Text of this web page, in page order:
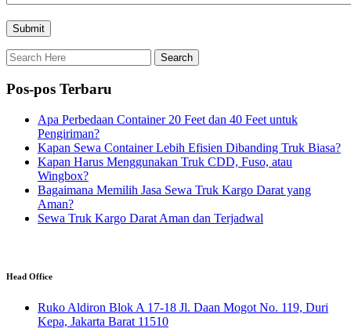
Pos-pos Terbaru
Apa Perbedaan Container 20 Feet dan 40 Feet untuk
Pengiriman?
Kapan Sewa Container Lebih Efisien Dibanding Truk Biasa?
Kapan Harus Menggunakan Truk CDD, Fuso, atau
Wingbox?
Bagaimana Memilih Jasa Sewa Truk Kargo Darat yang
Aman?
Sewa Truk Kargo Darat Aman dan Terjadwal
Head Office
Ruko Aldiron Blok A 17-18 Jl. Daan Mogot No. 119, Duri
Kepa, Jakarta Barat 11510